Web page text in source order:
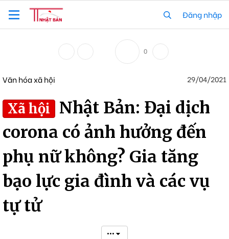
Đăng nhập
0
Văn hóa xã hội 29/04/2021
Xã hội
Nhật Bản: Đại dịch
corona có ảnh hưởng đến
phụ nữ không? Gia tăng
bạo lực gia đình và các vụ
tự tử
•••